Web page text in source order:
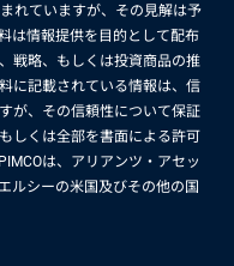
れていますが、その見解は予
は情報提供を目的として配布
戦略、もしくは投資商品の推
に記載されている情報は、信
が、その信頼性について保証
しくは全部を書面による許可
は、アリアンツ・アセッ
ルシーの米国及びその他の国